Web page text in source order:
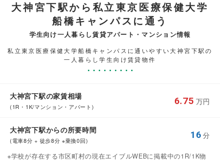
大神宮下駅から私立東京医療保健大学
船橋キャンパスに通う
学生向け一人暮らし賃貸アパート・マンション情報
私立東京医療保健大学船橋キャンパスに通いやすい大神宮下駅の
一人暮らし学生向け賃貸物件
大神宮下駅の家賃相場
(1R・1K/マンション・アパート)
6.75 万円
大神宮下駅からの所要時間
(電車8分 + 徒歩8分 ※乗換0回)
16 分
※学校が存在する市区町村の現在エイブルWEBに掲載中の1R/1K物